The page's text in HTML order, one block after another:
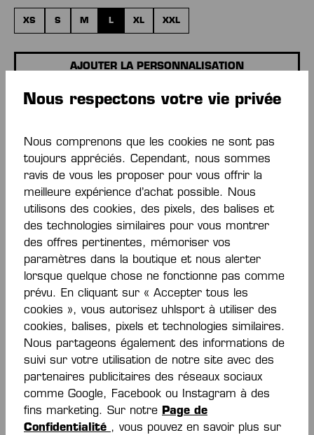
XS S M L XL XXL
AJOUTER LA PERSONNALISATION
Prix de base 21,00 €*
Quantité
AJOUTER AU PANIER
Description
Rundhalsausschnitt in Kontrastfarbe Welle mit
Dreieckselementen elastische Kempa- und K-
Label-Aufdrucke Ärmelbündchen mit K…
Nous respectons votre vie privée
Nous comprenons que les cookies ne sont pas
toujours appréciés. Cependant, nous sommes
ravis de vous les proposer pour vous offrir la
meilleure expérience d’achat possible. Nous
utilisons des cookies, des pixels, des balises et
des technologies similaires pour vous montrer
des offres pertinentes, mémoriser vos
paramètres dans la boutique et nous alerter
lorsque quelque chose ne fonctionne pas comme
prévu. En cliquant sur « Accepter tous les
cookies », vous autorisez uhlsport à utiliser des
cookies, balises, pixels et technologies similaires.
Nous partageons également des informations de
suivi sur votre utilisation de notre site avec des
partenaires publicitaires des réseaux sociaux
comme Google, Facebook ou Instagram à des
fins marketing. Sur notre Page de
Confidentialité , vous pouvez en savoir plus sur